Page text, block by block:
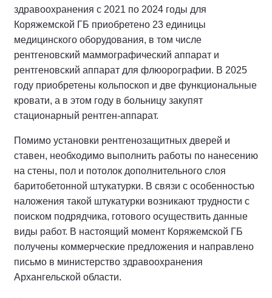
здравоохранения с 2021 по 2024 годы для
Коряжемской ГБ приобретено 23 единицы
медицинского оборудования, в том числе
рентгеновский маммографический аппарат и
рентгеновский аппарат для флюорографии. В 2025
году приобретены кольпоскоп и две функциональные
кровати, а в этом году в больницу закупят
стационарный рентген-аппарат.
Помимо установки рентгенозащитных дверей и
ставен, необходимо выполнить работы по нанесению
на стены, пол и потолок дополнительного слоя
баритобетонной штукатурки. В связи с особенностью
наложения такой штукатурки возникают трудности с
поиском подрядчика, готового осуществить данные
виды работ. В настоящий момент Коряжемской ГБ
получены коммерческие предложения и направлено
письмо в министерство здравоохранения
Архангельской области.